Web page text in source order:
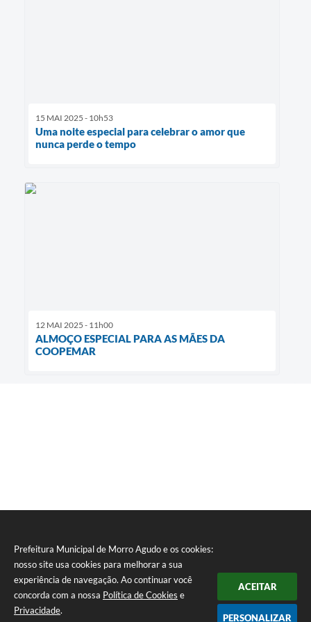
Prefeitura Municipal de Morro Agudo e os cookies:
nosso site usa cookies para melhorar a sua
experiência de navegação. Ao continuar você
concorda com a nossa Política de Cookies e
Privacidade.
ACEITAR
PERSONALIZAR
15 MAI 2025 - 10h53
Uma noite especial para celebrar o amor que
nunca perde o tempo
12 MAI 2025 - 11h00
ALMOÇO ESPECIAL PARA AS MÃES DA
COOPEMAR